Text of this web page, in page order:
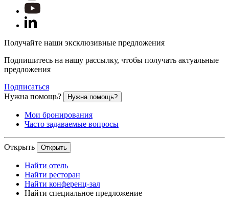
Получайте наши эксклюзивные предложения
Подпишитесь на нашу рассылку, чтобы получать актуальные
предложения
Подписаться
Нужна помощь?
Нужна помощь?
Мои бронирования
Часто задаваемые вопросы
Открыть Открыть
Найти отель
Найти ресторан
Найти конференц-зал
Найти специальное предложение